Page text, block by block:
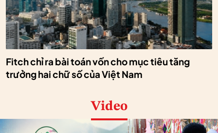
Fitch chỉ ra bài toán vốn cho mục tiêu tăng
trưởng hai chữ số của Việt Nam
Video